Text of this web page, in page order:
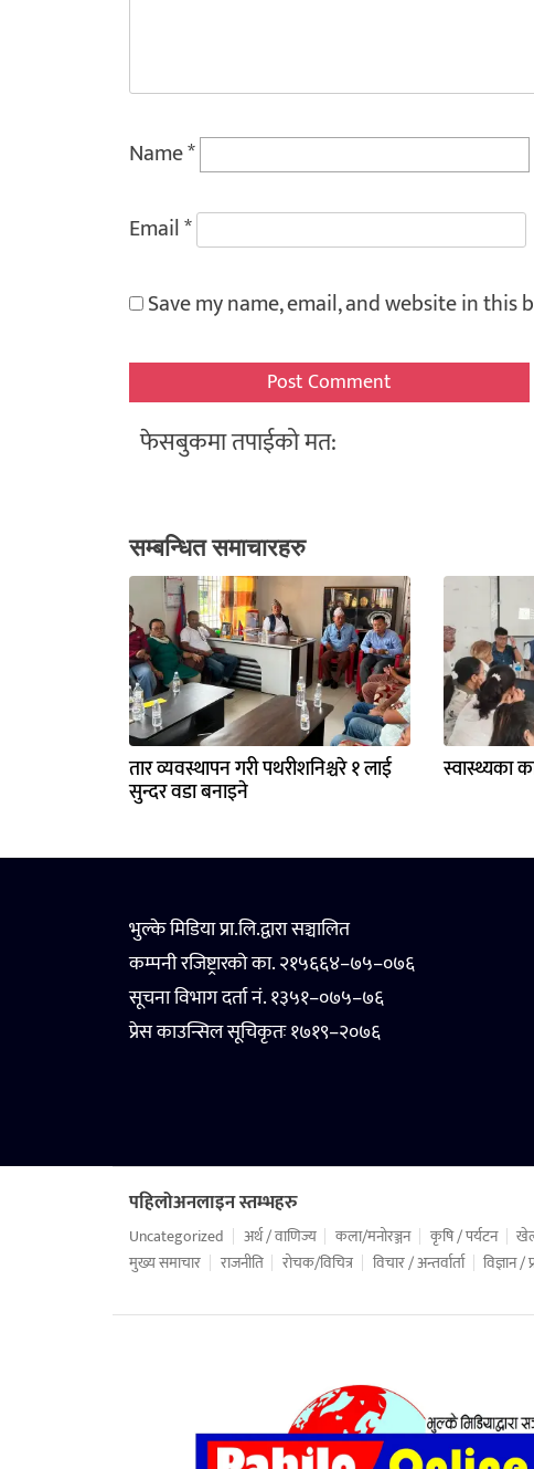
Name*
Email*
Save my name, email, and website in
फेसबुकमा तपाईको मत:
सम्बन्धित समाचारहरु
तार व्यवस्थापन गरी पथरीशनिश्चरे १ लाई
सुन्दर वडा बनाइने
स्वास्थ्यका
भुल्के मिडिया प्रा.लि.द्वारा सञ्चालित
कम्पनी रजिष्ट्रारको का. २१५६६४–७५–०७६
सूचना विभाग दर्ता नं. १३५१–०७५–७६
प्रेस काउन्सिल सूचिकृतः १७१९–२०७६
पहिलोअनलाइन स्तम्भहरु
Uncategorized अर्थ / वाणिज्य कला/मनोरञ्जन कृषि / पर्यटन
मुख्य समाचार
राजनीति रोचक/विचित्र विचार / अन्तर्वार्ता विज्ञान /